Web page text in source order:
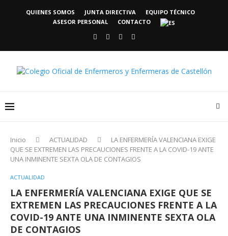
QUIENES SOMOS JUNTA DIRECTIVA
EQUIPO TÉCNICO
ASESOR PERSONAL
CONTACTO
Inicio ACTUALIDAD
LA ENFERMERÍA VALENCIANA EXIGE
QUE SE EXTREMEN LAS PRECAUCIONES FRENTE A LA COVID-19 ANTE
UNA INMINENTE SEXTA OLA DE CONTAGIOS
ACTUALIDAD
LA ENFERMERÍA VALENCIANA EXIGE QUE SE
EXTREMEN LAS PRECAUCIONES FRENTE A LA
COVID-19 ANTE UNA INMINENTE SEXTA OLA
DE CONTAGIOS